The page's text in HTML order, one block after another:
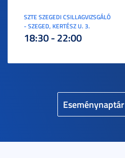
Eseménynaptár
SZTE SZEGEDI CSILLAGVIZSGÁLÓ
- SZEGED, KERTÉSZ U. 3.
18:30 - 22:00